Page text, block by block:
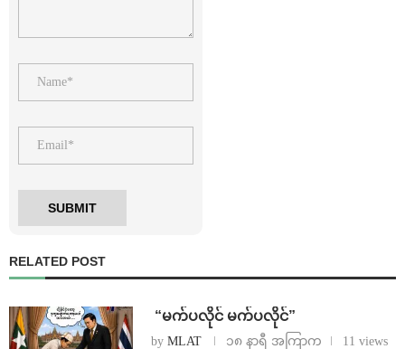
RELATED POST
⁨ ⁨“မက်ပလိုင် မက်ပလိုင်”
by MLAT ၁၈ နာရီ အကြာက 11 views